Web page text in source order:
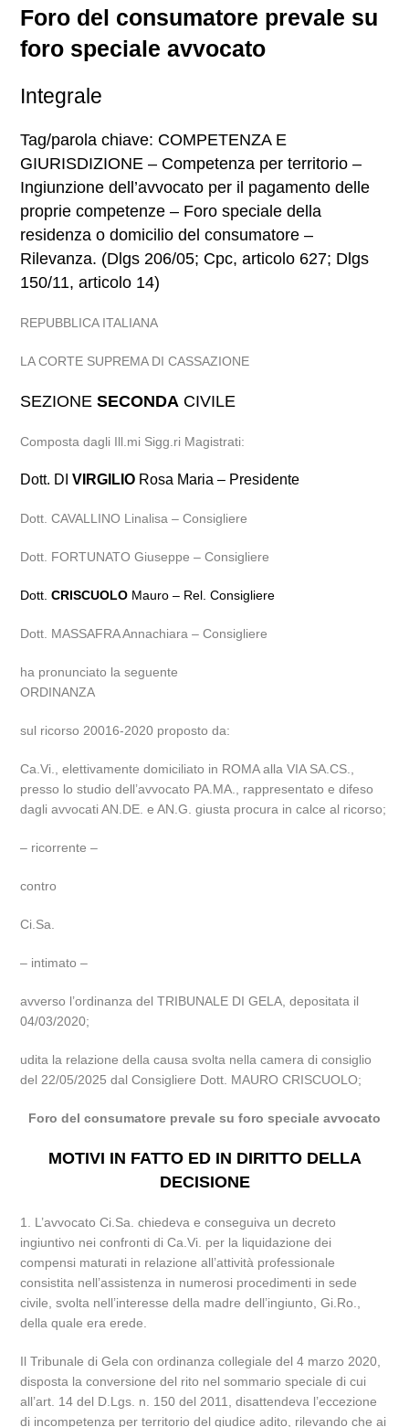
Foro del consumatore prevale su
foro speciale avvocato
Integrale
Tag/parola chiave: COMPETENZA E
GIURISDIZIONE – Competenza per territorio –
Ingiunzione dell’avvocato per il pagamento delle
proprie competenze – Foro speciale della
residenza o domicilio del consumatore –
Rilevanza. (Dlgs 206/05; Cpc, articolo 627; Dlgs
150/11, articolo 14)
REPUBBLICA ITALIANA
LA CORTE SUPREMA DI CASSAZIONE
SEZIONESECONDA CIVILE
Composta dagli Ill.mi Sigg.ri Magistrati:
Dott. DIVIRGILIO Rosa Maria – Presidente
Dott. CAVALLINO Linalisa – Consigliere
Dott. FORTUNATO Giuseppe – Consigliere
Dott.CRISCUOLO Mauro – Rel. Consigliere
Dott. MASSAFRA Annachiara – Consigliere
ha pronunciato la seguente
ORDINANZA
sul ricorso 20016-2020 proposto da:
Ca.Vi., elettivamente domiciliato in ROMA alla VIA SA.CS.,
presso lo studio dell’avvocato PA.MA., rappresentato e difeso
dagli avvocati AN.DE. e AN.G. giusta procura in calce al ricorso;
– ricorrente –
contro
Ci.Sa.
– intimato –
avverso l’ordinanza del TRIBUNALE DI GELA, depositata il
04/03/2020;
udita la relazione della causa svolta nella camera di consiglio
del 22/05/2025 dal Consigliere Dott. MAURO CRISCUOLO;
Foro del consumatore prevale su foro speciale avvocato
MOTIVI IN FATTO ED IN DIRITTO DELLA
DECISIONE
1. L’avvocato Ci.Sa. chiedeva e conseguiva un decreto
ingiuntivo nei confronti di Ca.Vi. per la liquidazione dei
compensi maturati in relazione all’attività professionale
consistita nell’assistenza in numerosi procedimenti in sede
civile, svolta nell’interesse della madre dell’ingiunto, Gi.Ro.,
della quale era erede.
Il Tribunale di Gela con ordinanza collegiale del 4 marzo 2020,
disposta la conversione del rito nel sommario speciale di cui
all’art. 14 del D.Lgs. n. 150 del 2011, disattendeva l’eccezione
di incompetenza per territorio del giudice adito, rilevando che ai